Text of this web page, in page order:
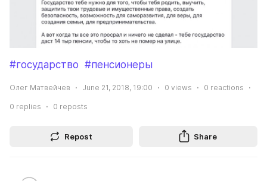
#государство #пенсионеры
Олег Матвейчев June 21, 2018, 19:00 0 views 0 reactions
0 replies 0 reposts
Repost Share